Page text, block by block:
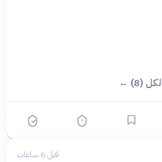
(8) ←
قبل 6 ساعات